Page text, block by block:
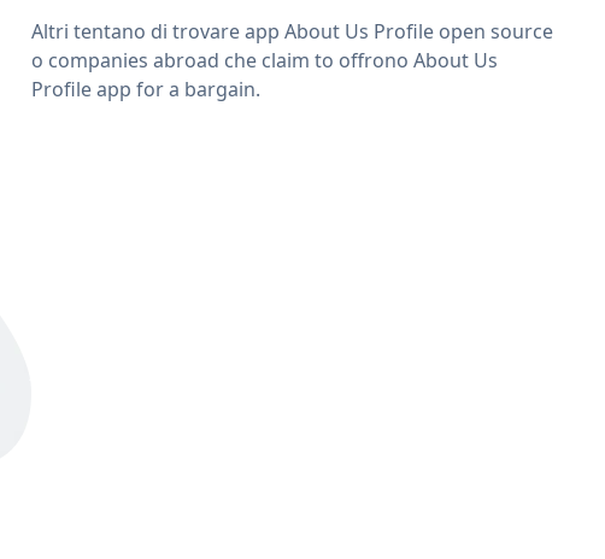
Altri tentano di trovare app About Us Profile open source
o companies abroad che claim to offrono About Us
Profile app for a bargain.